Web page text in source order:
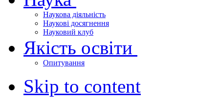
Наукова діяльність
Наукові досягнення
Науковий клуб
Якість освіти
Опитування
Skip to content